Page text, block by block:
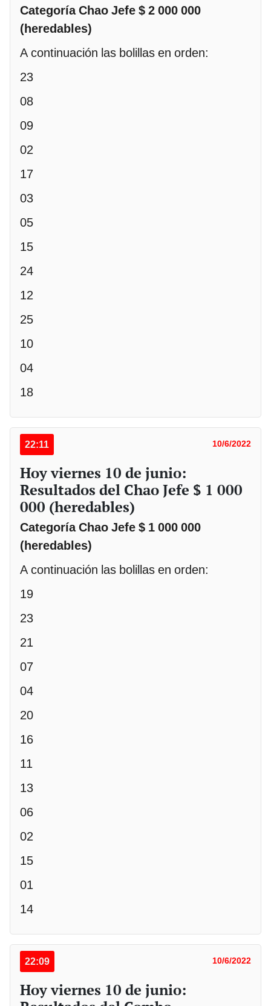
Categoría Chao Jefe $ 2 000 000
(heredables)
A continuación las bolillas en orden:
23
08
09
02
17
03
05
15
24
12
25
10
04
18
22:11 10/6/2022
Hoy viernes 10 de junio:
Resultados del Chao Jefe $ 1 000
000 (heredables)
Categoría Chao Jefe $ 1 000 000
(heredables)
A continuación las bolillas en orden:
19
23
21
07
04
20
16
11
13
06
02
15
01
14
22:09 10/6/2022
Hoy viernes 10 de junio: